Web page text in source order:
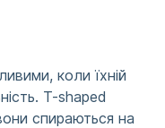
коли їхній
T-shaped
спираються на